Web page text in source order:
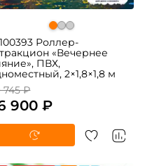
Роллер-
«Вечернее
ПВХ,
2×1,8×1,8 м
745 ₽
900 ₽